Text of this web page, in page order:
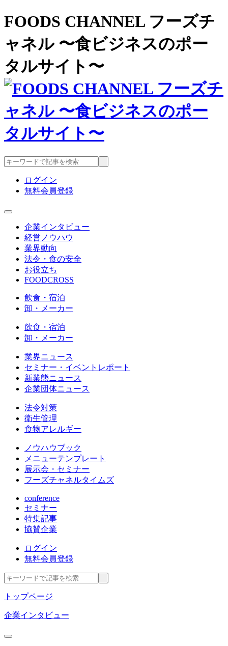
FOODS CHANNEL フーズチ
ャネル 〜食ビジネスのポー
タルサイト〜
ログイン
無料会員登録
企業インタビュー
経営ノウハウ
業界動向
法令・食の安全
お役立ち
FOODCROSS
飲食・宿泊
卸・メーカー
飲食・宿泊
卸・メーカー
業界ニュース
セミナー・イベントレポート
新業態ニュース
企業団体ニュース
法令対策
衛生管理
食物アレルギー
ノウハウブック
メニューテンプレート
展示会・セミナー
フーズチャネルタイムズ
conference
セミナー
特集記事
協賛企業
ログイン
無料会員登録
トップページ
企業インタビュー